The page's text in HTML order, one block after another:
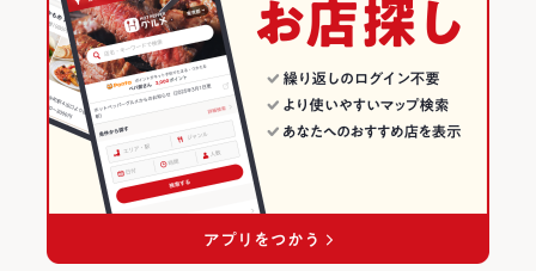
浜町・中通りのグルメランキング
浜町・中通りの居酒屋ランキング